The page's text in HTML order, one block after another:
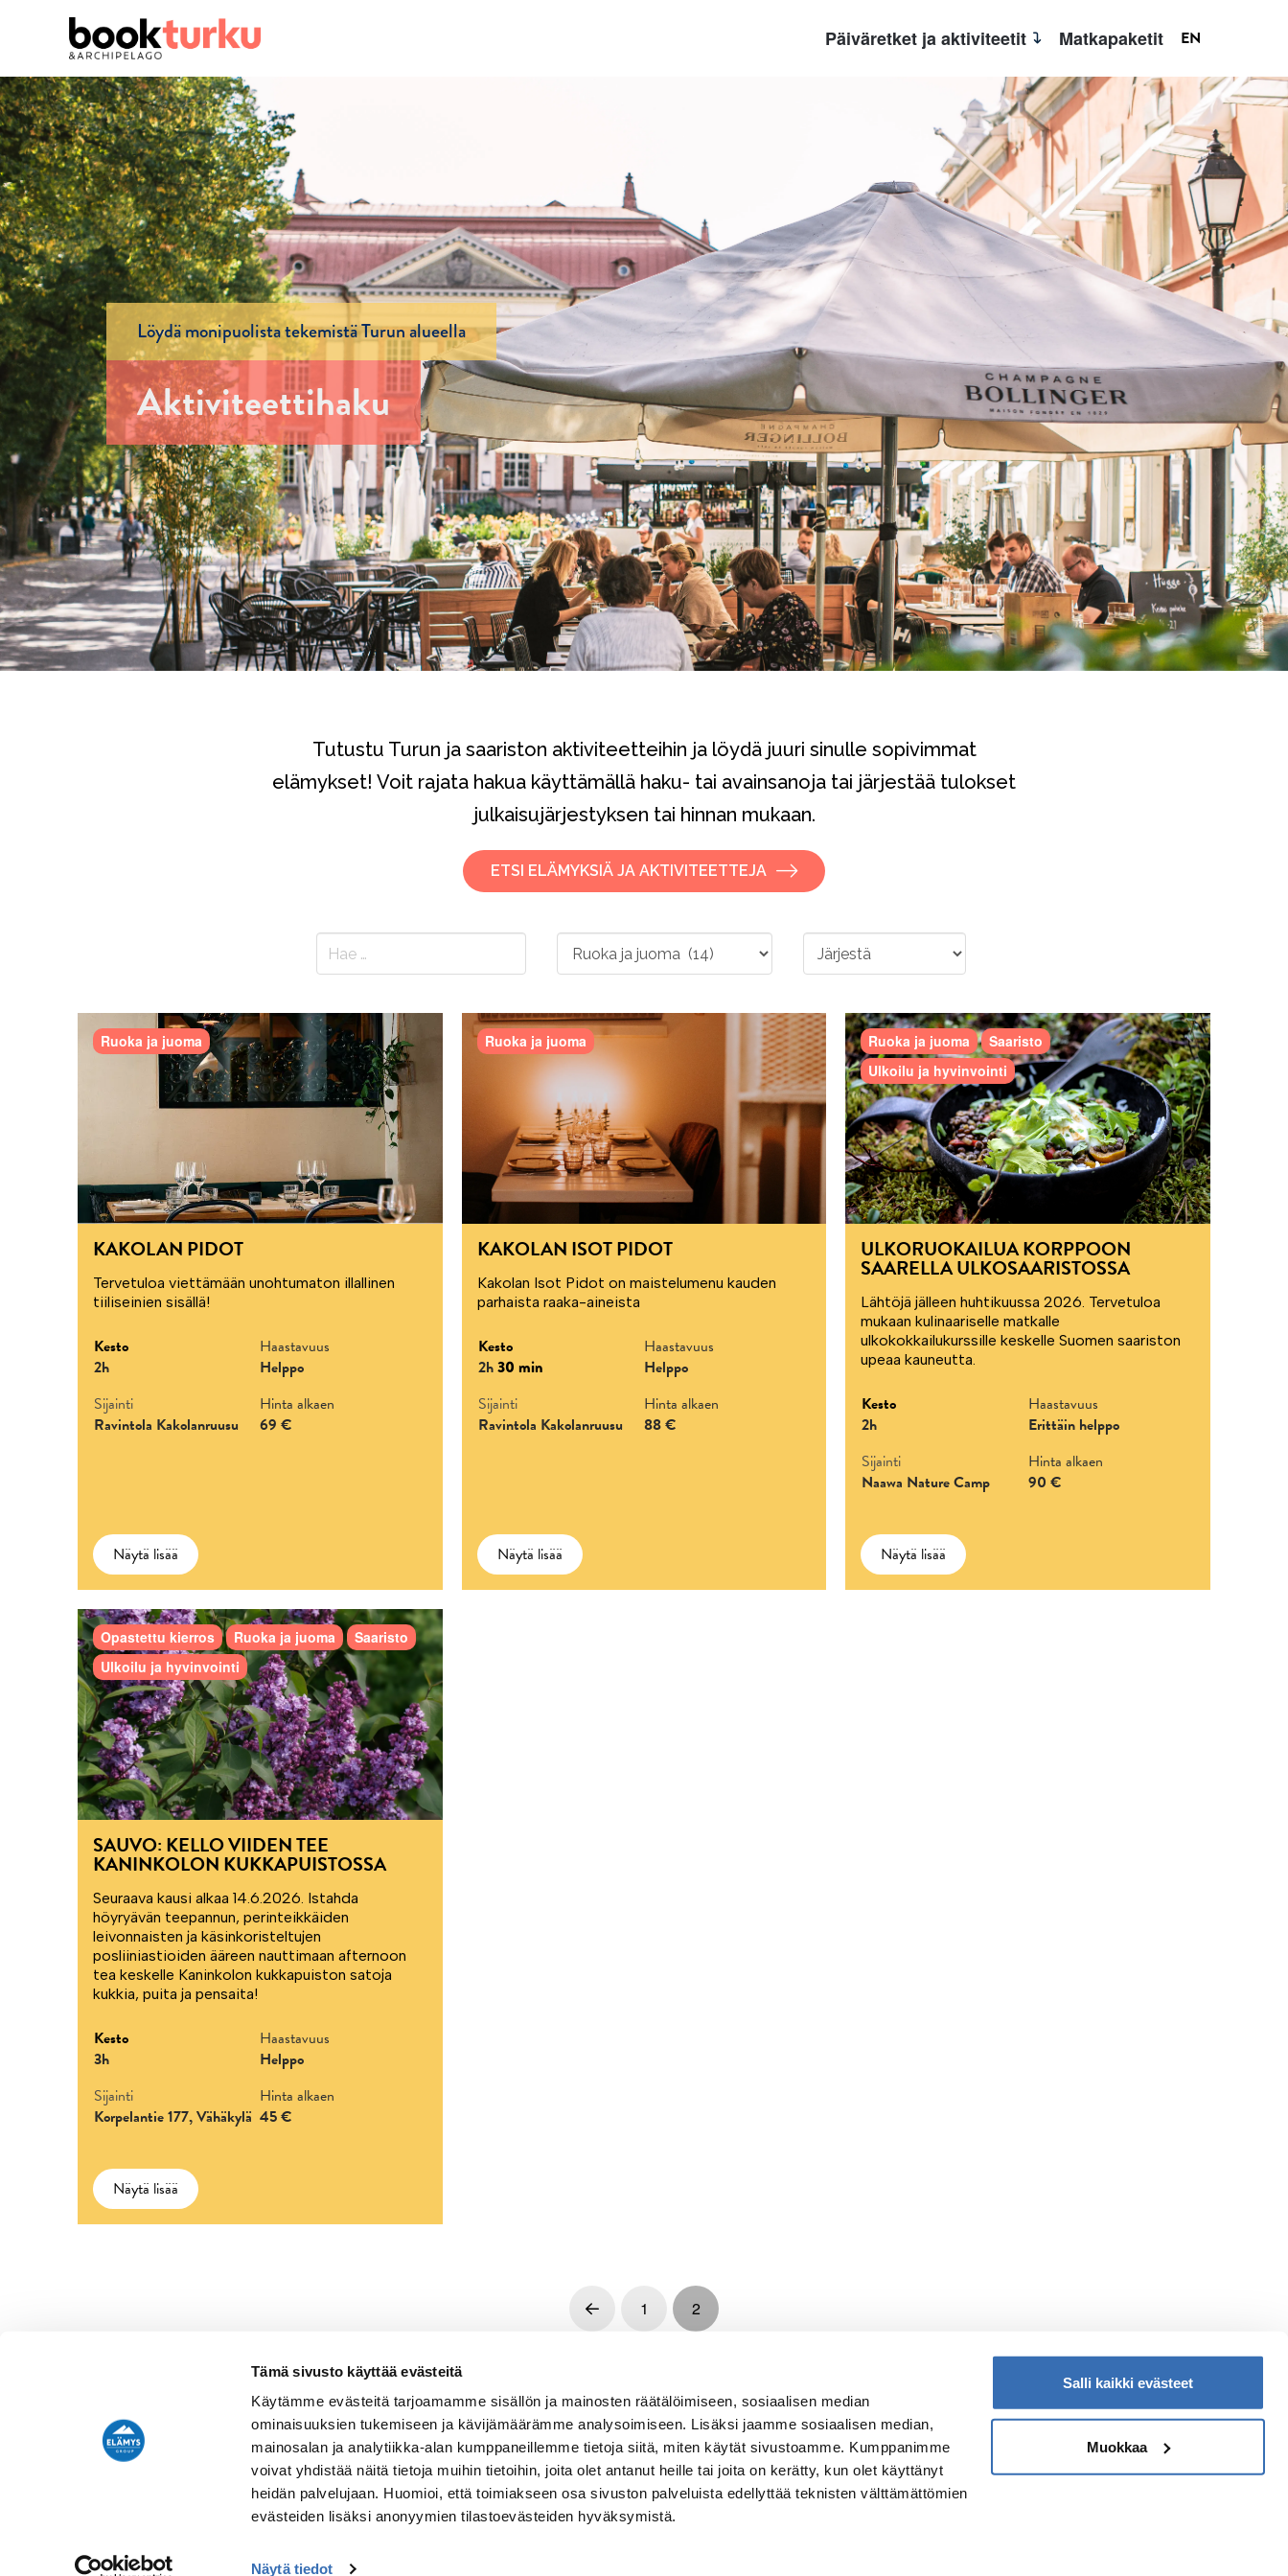
Tämä sivusto käyttää evästeitä
Käytämme evästeitä tarjoamamme sisällön ja mainosten räätälöimiseen, sosiaalisen median
ominaisuuksien tukemiseen ja kävijämäärämme analysoimiseen. Lisäksi jaamme sosiaalisen median,
mainosalan ja analytiikka-alan kumppaneillemme tietoja siitä, miten käytät sivustoamme. Kumppanimme
voivat yhdistää näitä tietoja muihin tietoihin, joita olet antanut heille tai joita on kerätty, kun olet käyttänyt
heidän palvelujaan. Huomioi, että toimiakseen osa sivuston palveluista edellyttää teknisten välttämättömien
evästeiden lisäksi anonyymien tilastoevästeiden hyväksymistä.
Näytä tiedot
Salli kaikki evästeet
Muokkaa
Päiväretket ja aktiviteetit Matkapaketit EN
Löydä monipuolista tekemistä Turun alueella
Aktiviteettihaku
Tutustu Turun ja saariston aktiviteetteihin ja löydä juuri sinulle sopivimmat
elämykset! Voit rajata hakua käyttämällä haku- tai avainsanoja tai järjestää tulokset
julkaisujärjestyksen tai hinnan mukaan.
ETSI ELÄMYKSIÄ JA AKTIVITEETTEJA
Ruoka ja juoma
KAKOLAN PIDOT
Tervetuloa viettämään unohtumaton illallinen
tiiliseinien sisällä!
Kesto
2h
Haastavuus
Helppo
Sijainti
Ravintola Kakolanruusu
Hinta alkaen
69 €
Näytä lisää
Ruoka ja juoma
KAKOLAN ISOT PIDOT
Kakolan Isot Pidot on maistelumenu kauden
parhaista raaka-aineista
Kesto
2h30 min
Haastavuus
Helppo
Sijainti
Ravintola Kakolanruusu
Hinta alkaen
88 €
Näytä lisää
Ruoka ja juoma
Saaristo
Ulkoilu ja hyvinvointi
ULKORUOKAILUA KORPPOON
SAARELLA ULKOSAARISTOSSA
Lähtöjä jälleen huhtikuussa 2026. Tervetuloa
mukaan kulinaariselle matkalle
ulkokokkailukurssille keskelle Suomen saariston
upeaa kauneutta.
Kesto
2h
Haastavuus
Erittäin helppo
Sijainti
Naawa Nature Camp
Hinta alkaen
90 €
Näytä lisää
Opastettu kierros Ruoka ja juoma
Saaristo
Ulkoilu ja hyvinvointi
SAUVO: KELLO VIIDEN TEE
KANINKOLON KUKKAPUISTOSSA
Seuraava kausi alkaa 14.6.2026. Istahda
höyryävän teepannun, perinteikkäiden
leivonnaisten ja käsinkoristeltujen
posliiniastioiden ääreen nauttimaan afternoon
tea keskelle Kaninkolon kukkapuiston satoja
kukkia, puita ja pensaita!
Kesto
3h
Haastavuus
Helppo
Sijainti
Korpelantie 177, Vähäkylä
Hinta alkaen
45 €
Näytä lisää
Prev 1 2
MATKAOPERAATTORI
Y-tunnus 2815557-3
ASIAKASPALVELU
email: events@elamysgroup.com
Asiakaspalvelu avoinna ma-to 9-17, pe 9-16
Book Turku & Archipelago on Turun seudun
matkailuelämyksiä tarjoava verkkokauppa, jonka
Elämys Travel Oy sekä alueen